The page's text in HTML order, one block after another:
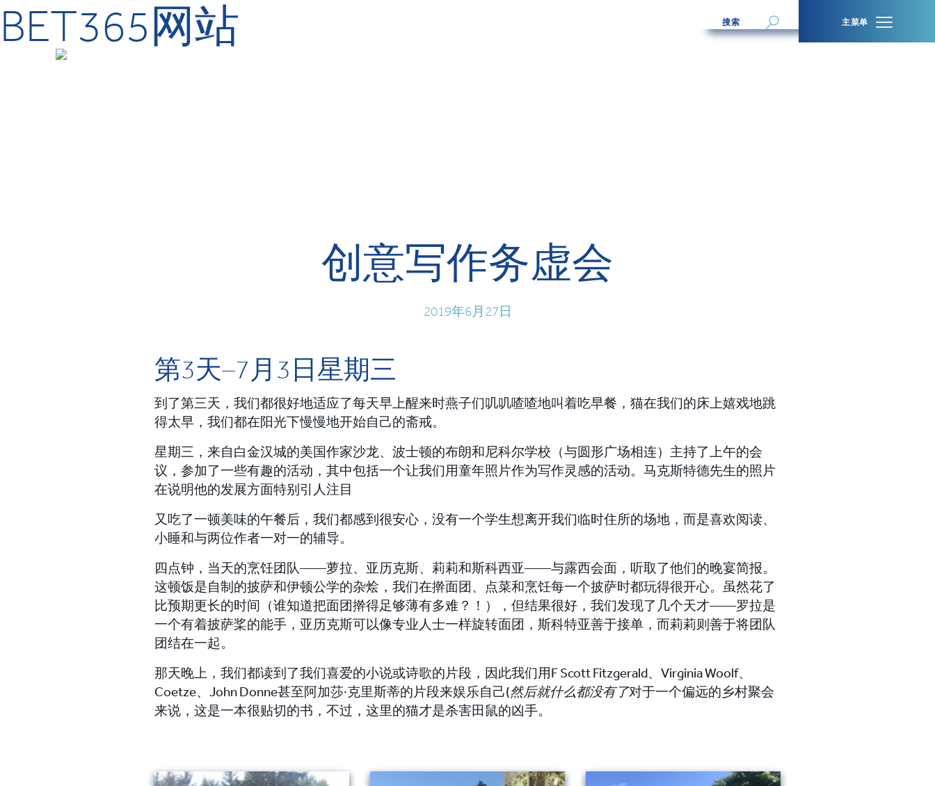
BET365网站 搜索 主菜单
创意写作务虚会
2019年6月27日
第3天–7月3日星期三
到了第三天，我们都很好地适应了每天早上醒来时燕子们叽叽喳喳地叫着吃早餐，猫在我们的床上嬉戏地跳
得太早，我们都在阳光下慢慢地开始自己的斋戒。
星期三，来自白金汉城的美国作家沙龙、波士顿的布朗和尼科尔学校（与圆形广场相连）主持了上午的会
议，参加了一些有趣的活动，其中包括一个让我们用童年照片作为写作灵感的活动。 马克斯特德先生的照片
在说明他的发展方面特别引人注目
又吃了一顿美味的午餐后，我们都感到很安心，没有一个学生想离开我们临时住所的场地，而是喜欢阅读、
小睡和与两位作者一对一的辅导。
四点钟，当天的烹饪团队——萝拉、亚历克斯、莉莉和斯科西亚——与露西会面，听取了他们的晚宴简报。
这顿饭是自制的披萨和伊顿公学的杂烩，我们在擀面团、点菜和烹饪每一个披萨时都玩得很开心。 虽然花了
比预期更长的时间（谁知道把面团擀得足够薄有多难？！），但结果很好，我们发现了几个天才——罗拉是
一个有着披萨桨的能手，亚历克斯可以像专业人士一样旋转面团，斯科特亚善于接单，而莉莉则善于将团队
团结在一起。
那天晚上，我们都读到了我们喜爱的小说或诗歌的片段，因此我们用F Scott Fitzgerald、Virginia Woolf、
Coetze、John Donne甚至阿加莎·克里斯蒂的片段来娱乐自己(然后就什么都没有了对于一个偏远的乡村聚会
来说，这是一本很贴切的书，不过，这里的猫才是杀害田鼠的凶手。